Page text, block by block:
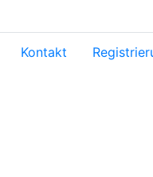
Kontakt